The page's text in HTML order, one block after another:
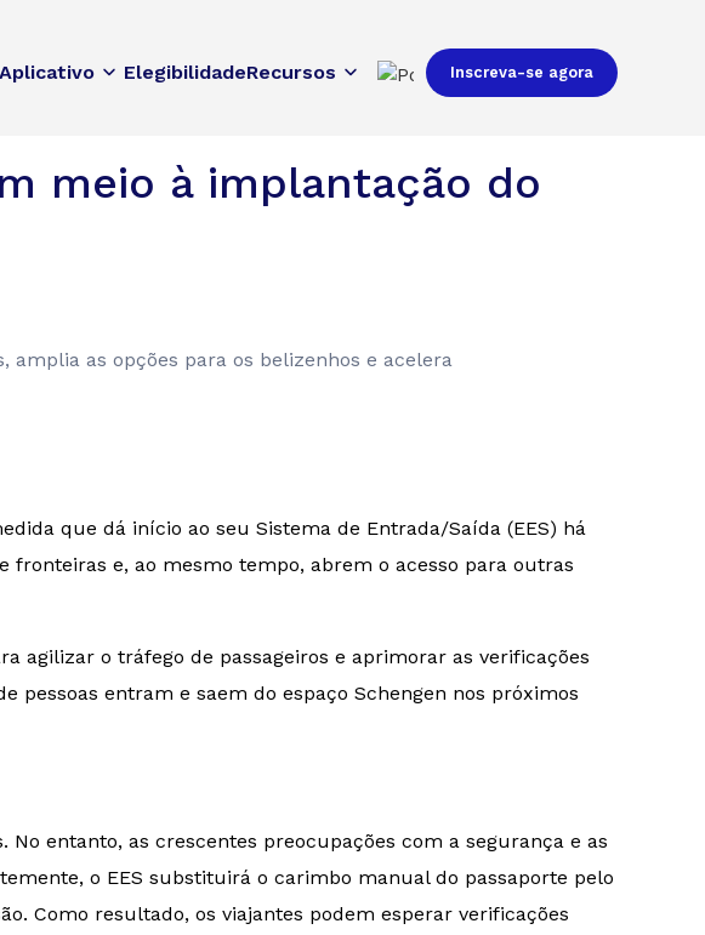
Aplicativo ElegibilidadeRecursos Inscreva-se agora
meio à implantação do
amplia as opções para os belizenhos e acelera
que dá início ao seu Sistema de Entrada/Saída (EES) há
e, ao mesmo tempo, abrem o acesso para outras
agilizar o tráfego de passageiros e aprimorar as verificações
entram e saem do espaço Schengen nos próximos
entanto, as crescentes preocupações com a segurança e as
o EES substituirá o carimbo manual do passaporte pelo
Como resultado, os viajantes podem esperar verificações